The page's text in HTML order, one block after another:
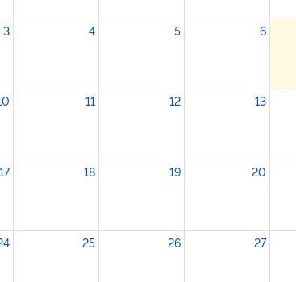
3 4 5 6
11 12 13
17 18 19 20
25 26 27